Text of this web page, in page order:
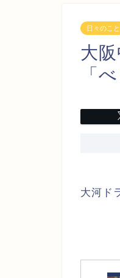
日々のこと
大
「
大河ド